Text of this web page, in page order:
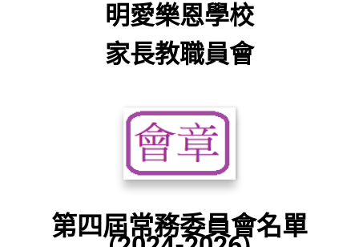
明愛樂恩學校
家長教職員會
第四屆常務委員會名單